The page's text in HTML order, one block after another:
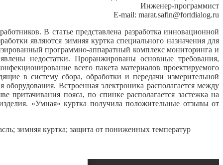
Инженер-программист
E-mail: marat.safin@fortdialog.ru
В статье представлена разработка инновационной
являются зимняя куртка специального назначения для
программно-аппаратный комплекс мониторинга и
недостатки. Проранжированы основные требования,
всего пакета материалов проектируемого
в систему сбора, обработки и передачи измерительной
Встроенная электроника располагается между
пояса, по спинке располагается застежка на
«Умная» куртка получила положительные отзывы от
зимняя куртка; защита от пониженных температур